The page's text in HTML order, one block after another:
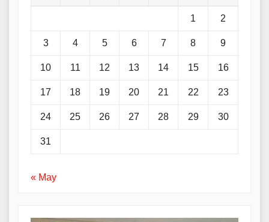
1 2
3 4 5 6 7 8 9
10 11 12 13 14 15 16
17 18 19 20 21 22 23
24 25 26 27 28 29 30
31
« May